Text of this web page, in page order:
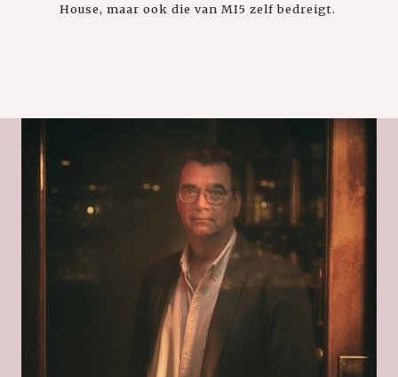
House, maar ook die van MI5 zelf bedreigt.